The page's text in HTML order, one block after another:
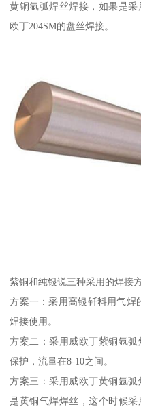
黄铜氩弧焊丝焊接，如果是
欧丁204SM的盘丝焊接。
紫铜和纯银说三种采用的焊接
方案一：采用高银钎料用气焊
焊接使用。
方案二：采用威欧丁紫铜氩
保护，流量在8-10之间。
方案三：采用威欧丁黄铜氩
是黄铜气焊焊丝，这个时候